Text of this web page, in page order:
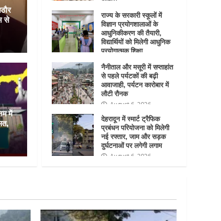
से पहले पर्यटकों की बढ़ी
में लौटी रौनक
August 6, 2026
राज्य के सरकारी स्कूलों में
विज्ञान प्रयोगशालाओं के
आधुनिकीकरण की तैयारी,
विद्यार्थियों को मिलेगी आधुनिक
प्रयोगात्मक शिक्षा
August 6, 2026
नैनीताल और मसूरी में सप्ताहांत
से पहले पर्यटकों की बढ़ी
आवाजाही, पर्यटन कारोबार में
लौटी रौनक
August 6, 2026
देहरादून में स्मार्ट ट्रैफिक
प्रबंधन परियोजना को मिलेगी
नई रफ्तार, जाम और सड़क
दुर्घटनाओं पर लगेगी लगाम
August 6, 2026
से
में